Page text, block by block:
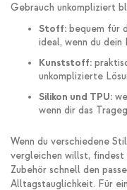
Gebrauch unkompliziert
Stoff: bequem für
ideal, wenn du
Kunststoff:
unkomplizierte
Silikon und TPU:
wenn dir das
Wenn du verschiedene
vergleichen willst, findest
Zubehör schnell den
Alltagstauglichkeit. Für